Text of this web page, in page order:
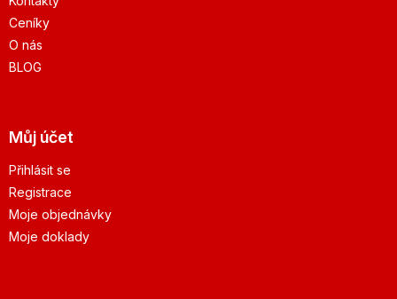
Ceníky
O nás
BLOG
Můj účet
Přihlásit se
Registrace
Moje objednávky
Moje doklady